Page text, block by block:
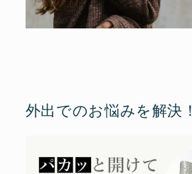
外出でのお悩みを解決！